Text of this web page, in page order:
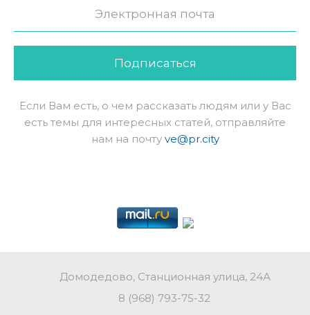
Подписаться
Если Вам есть, о чем рассказать людям или у Вас
есть темы для интересных статей, отправляйте
нам на почту ve@pr.city
Домодедово, Станционная улица, 24А
8 (968) 793-75-32